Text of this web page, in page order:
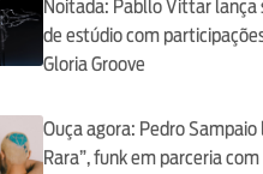
Noitada: Pabllo Vittar lança
de estúdio com
Gloria Groove
Ouça agora: Pedro Sampaio
Rara”, funk em parceria